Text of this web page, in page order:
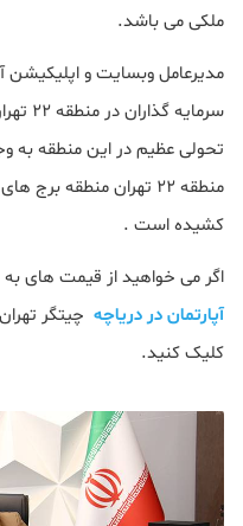
ملکی می باشد.
مدیرعامل وبسایت و اپلیکیشن
تحولی عظیم در این منطقه به
منطقه ۲۲ تهران
کشیده است .
اگر می خواهید از قیمت های به
آپارتمان در دریاچه چیتگر
کلیک کنید.